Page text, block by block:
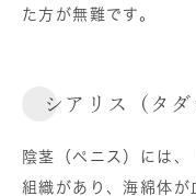
た方が無難です。
シアリス（タ
陰茎（ペニス）には
組織があり、海綿体が